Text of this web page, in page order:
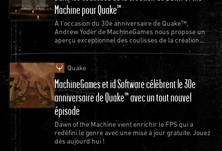
Machine pour Quake™
À l'occasion du 30e anniversaire de Quake™,
Andrew Yoder de MachineGames nous propose un
aperçu exceptionnel des coulisses de la création
d'un nouvel épisode de Quake.
Quake
MachineGames et id Software célèbrent le 30e
anniversaire de Quake™ avec un tout nouvel
épisode
Dawn of the Machine vient enrichir le FPS qui a
redéfini le genre avec une mise à jour gratuite. Jouez
dès aujourd'hui !